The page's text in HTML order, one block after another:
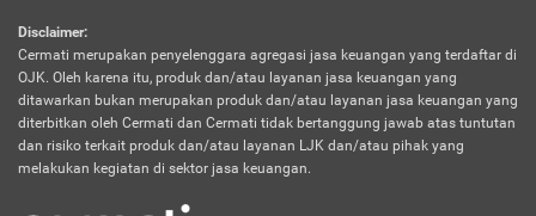
Disclaimer:
Cermati merupakan penyelenggara agregasi jasa keuangan yang terdaftar di
OJK. Oleh karena itu, produk dan/atau layanan jasa keuangan yang
ditawarkan bukan merupakan produk dan/atau layanan jasa keuangan yang
diterbitkan oleh Cermati dan Cermati tidak bertanggung jawab atas tuntutan
dan risiko terkait produk dan/atau layanan LJK dan/atau pihak yang
melakukan kegiatan di sektor jasa keuangan.